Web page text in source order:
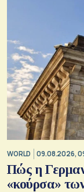
WORLD 09.08.2026,
Πώς η
«κούρσα»